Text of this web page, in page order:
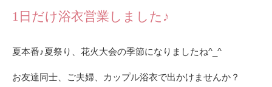
1日だけ浴衣営業しました♪
夏本番♪夏祭り、花火大会の季節になりましたね^_^
お友達同士、ご夫婦、カップル浴衣で出かけませんか？